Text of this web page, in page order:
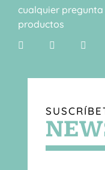
cualquier
productos